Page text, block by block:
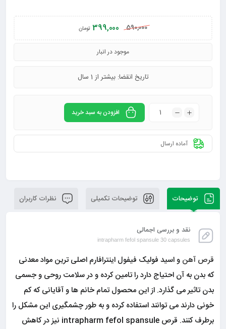
590,000
399,000 تومان
موجود در انبار
تاریخ انقضا: بیشتر از 1 سال
افزودن به سبد خرید
آماده ارسال
توضیحات توضیحات تکمیلی نظرات کاربران
نقد و بررسی اجمالی
intrapharm fefol spansule 30 capsules
قرص آهن و اسید فولیک فیفول اینترافارم اصلی ترین مواد معدنی
که بدن به آن احتیاج دارد را تامین کرده و در سلامت روحی و جسمی
بدن تاثیر می گذارد. از این محصول تمام خانم ها و آقایانی که کم
خونی دارند می توانند استفاده کرده و به طور چشمگیری این مشکل را
برطرف کنند. قرص intrapharm fefol spansule نیز در کاهش